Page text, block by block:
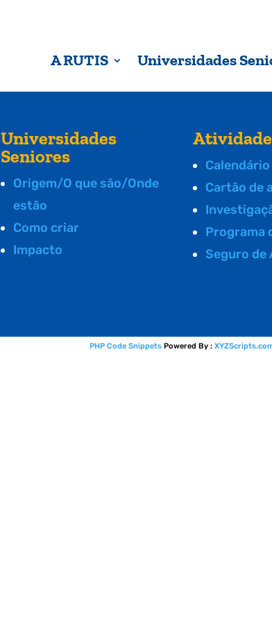
A RUTIS Universidades
Universidades
Seniores
Origem/O que são/Onde
estão
Como criar
Impacto
Cartão de
Programa
Seguro de
PHP Code Snippets Powered By :